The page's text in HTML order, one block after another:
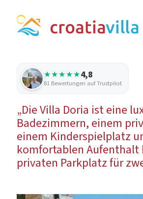
★★★★★4,8
81 Bewertungen auf Trustpilot
„Die Villa Doria ist eine
Badezimmern, einem
einem Kinderspielplatz
komfortablen Aufenthalt
privaten Parkplatz für